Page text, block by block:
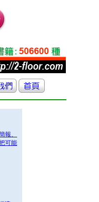
報、
可能